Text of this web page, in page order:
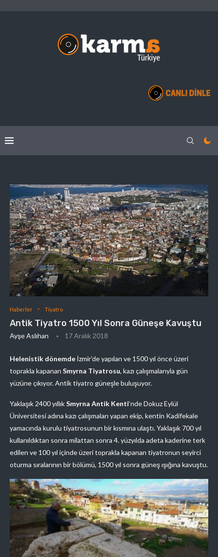
Haberler Tiyatro
Antik Tiyatro 1500 Yıl Sonra Güneşe Kavuştu
Ayşe Aslıhan 17 Aralık 2018
Helenistik dönemde İzmir’de yapılan ve 1500 yıl önce üzeri
toprakla kapanan Smyrna Tiyatrosu, kazı çalışmalarıyla gün
yüzüne çıkıyor. Antik tiyatro güneşle buluşuyor.
Yaklaşık 2400 yıllıkSmyrna Antik Kenti‘nde Dokuz Eylül
Üniversitesi adına kazı çalışmaları yapan ekip, kentin Kadifekale
yamacında kurulu tiyatrosunun bir kısmına ulaştı. Yaklaşık 700 yıl
kullanıldıktan sonra milattan sonra 4. yüzyılda adeta kaderine terk
edilen ve 100 yıl içinde üzeri toprakla kapanan tiyatronun seyirci
oturma sıralarının bir bölümü, 1500 yıl sonra güneş ışığına kavuştu.